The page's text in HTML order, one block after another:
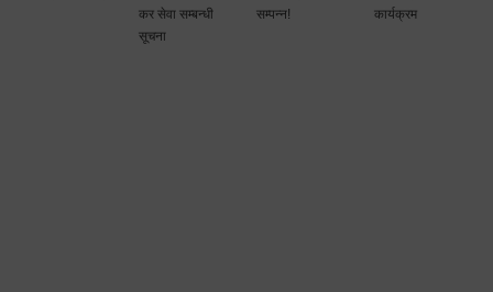
कर सेवा सम्बन्धी
सूचना
सम्पन्न!
कार्यक्रम